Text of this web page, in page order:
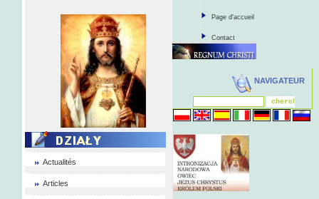
Actualités
Articles
Page d'accueil
Contact
NAVIGATEUR